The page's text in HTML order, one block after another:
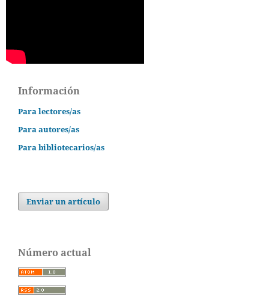
Información
Para lectores/as
Para autores/as
Para bibliotecarios/as
Enviar un artículo
Número actual